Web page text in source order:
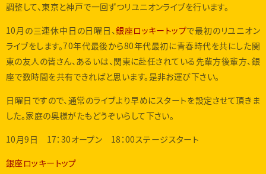
調整して、東京と神戸で一回ずつリユニオンライブを行います。
10月の三連休中日の日曜日、銀座ロッキートップで最初のリユニオン
ライブをします。70年代最後から80年代最初に青春時代を共にした関
東の友人の皆さん、あるいは、関東に赴任されている先輩方後輩方、銀
座で数時間を共有できればと思います。是非お運び下さい。
日曜日ですので、通常のライブより早めにスタートを設定させて頂きま
した。家庭の奥様がたもどうぞいらして下さい。
10月9日 17：30オープン 18：00ステージスタート
銀座ロッキートップ